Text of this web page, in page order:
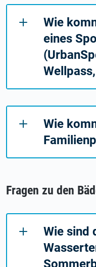
Wie
eines
Wie
Fragen zu den
Wie sind